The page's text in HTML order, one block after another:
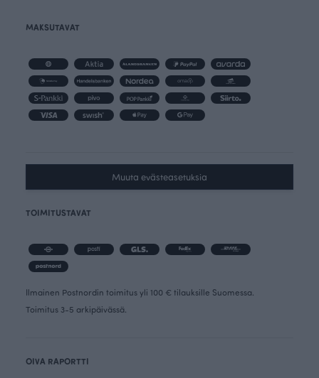
MAKSUTAVAT
Muuta evästeasetuksia
TOIMITUSTAVAT
Ilmainen Postnordin toimitus yli 100 € tilauksille Suomessa.
Toimitus 3-5 arkipäivässä.
OIVA RAPORTTI